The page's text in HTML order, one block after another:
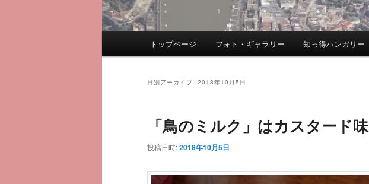
メ
コ
サ
ン
トップページ フォト・ギャラリー 知っ得ハンガリー
日別アーカイブ: 2018年10月5日
「鳥のミルク」はカスタード味
投稿日時:2018年10月5日